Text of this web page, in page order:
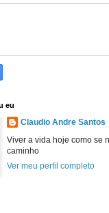
eu
Claudio Andre Santos
Viver a vida hoje como se
caminho
Ver meu perfil completo